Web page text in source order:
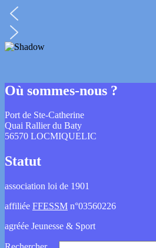
Où sommes-nous ?
Port de Ste-Catherine
Quai Rallier du Baty
56570 LOCMIQUELIC
Statut
association loi de 1901
affiliée FFESSM n°03560226
agréée Jeunesse & Sport